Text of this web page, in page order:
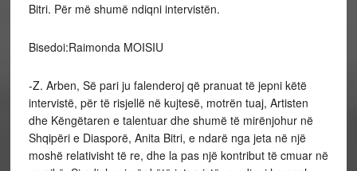
Bitri. Për më shumë ndiqni intervistën.
Bisedoi:Raimonda MOISIU
-Z. Arben, Së pari ju falenderoj që pranuat të jepni këtë
intervistë, për të risjellë në kujtesë, motrën tuaj, Artisten
dhe Këngëtaren e talentuar dhe shumë të mirënjohur në
Shqipëri e Diasporë, Anita Bitri, e ndarë nga jeta në një
moshë relativisht të re, dhe la pas një kontribut të cmuar në